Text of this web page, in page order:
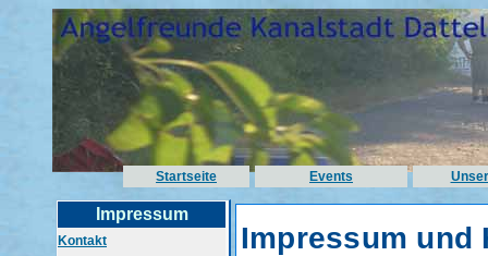
Startseite Events
Impressum
Kontakt Impressum und